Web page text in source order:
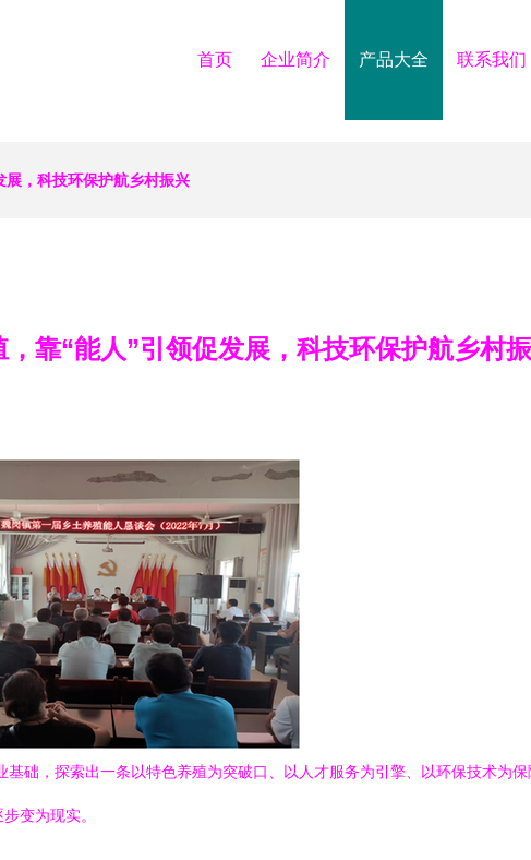
首页 企业简介 产品大全 联系我们
展，科技环保护航乡村振兴
靠“能人”引领促发展，科技环保护航乡村
础，探索出一条以特色养殖为突破口、以人才服务为引擎、以环保技术为
变为现实。